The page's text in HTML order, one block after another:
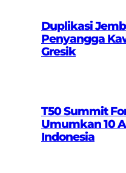
Duplikasi
Penyangga
Gresik
T50 Summit
Umumkan 10
Indonesia